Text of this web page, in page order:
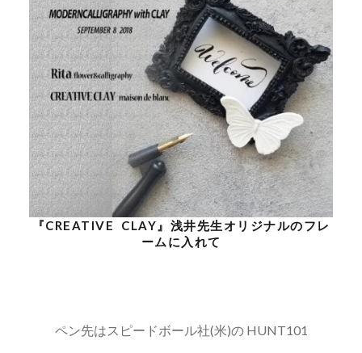
『CREATIVE CLAY』浅井先生オリジナルのフレ
ームに入れて
ペン先はスピードボール社(米)の HUNT101